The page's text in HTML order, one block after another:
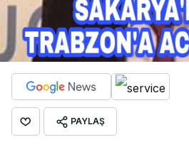
PAYLAŞ